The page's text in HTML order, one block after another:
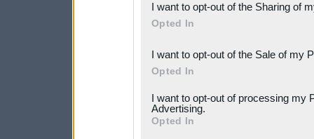
Downstream Participants
third parties.
Please note that this
services and may gather
not limited to your visit or
I want to opt-out of the Sharing of
Opted In
I want to opt-out of the Sale of my
Opted In
I want to opt-out of processing my
Advertising.
Opted In